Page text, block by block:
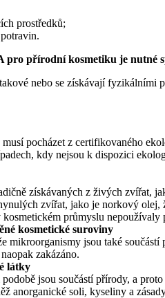
prostředků;
přírodní kosmetiku je nutné
nebo se získávají fyzikálními
pocházet z certifikovaného
kdy nejsou k dispozici
získávaných z živých zvířat,
zvířat, jako je norkový olej,
kosmetickém průmyslu
kosmetické suroviny
mikroorganismy jsou také
zakázáno.
látky
jsou součástí přírody, a
anorganické soli, kyseliny a